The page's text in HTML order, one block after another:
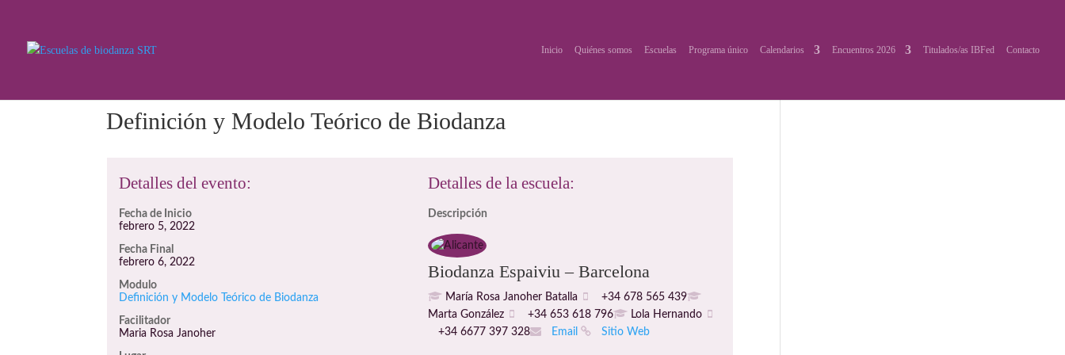
Inicio Quiénes somos Escuelas Programa único Calendarios Encuentros 2026 Titulados/as IBFed Contacto
Definición y Modelo Teórico de Biodanza
Detalles del evento:
Fecha de Inicio
febrero 5, 2022
Fecha Final
febrero 6, 2022
Modulo
Definición y Modelo Teórico de Biodanza
Facilitador
Maria Rosa Janoher
Detalles de la escuela:
Descripción
Biodanza Espaiviu – Barcelona
María Rosa Janoher Batalla
+34 678 565 439
Marta González
+34 653 618 796
Lola Hernando
+34 6677 397 328
Email Sitio Web